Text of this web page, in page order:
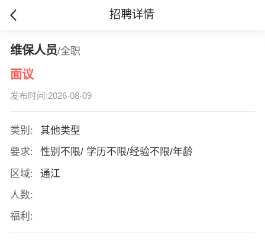
招聘详情
维保人员/全职
面议
发布时间:2026-08-09
类别:
其他类型
要求:
性别不限/ 学历不限/经验不限/年龄
区域:
通江
人数:
福利: